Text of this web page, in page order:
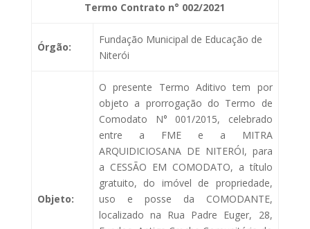
Termo Contrato n° 002/2021
Órgão:
Fundação Municipal de Educação de
Niterói
Objeto:
O presente Termo Aditivo tem por
objeto a prorrogação do Termo de
Comodato N° 001/2015, celebrado
entre a FME e a MITRA
ARQUIDICIOSANA DE NITERÓI, para
a CESSÃO EM COMODATO, a título
gratuito, do imóvel de propriedade,
uso e posse da COMODANTE,
localizado na Rua Padre Euger, 28,